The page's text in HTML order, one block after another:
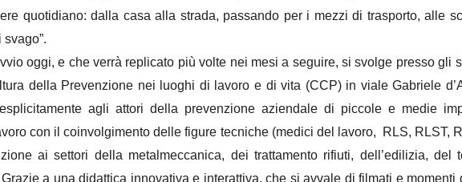
quotidiano: dalla casa alla strada, passando per i mezzi di trasporto, alle
oggi, e che verrà replicato più volte nei mesi a seguire, si svolge presso gli
della Prevenzione nei luoghi di lavoro e di vita (CCP) in viale Gabriele
agli attori della prevenzione aziendale di piccole e medie
con il coinvolgimento delle figure tecniche (medici del lavoro, RLS, RLST,
ai settori della metalmeccanica, dei trattamento rifiuti, dell’edilizia, del
a una didattica innovativa e interattiva, che si avvale di filmati e momenti